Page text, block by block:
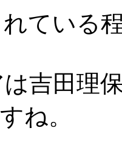
る程
理保
ね。